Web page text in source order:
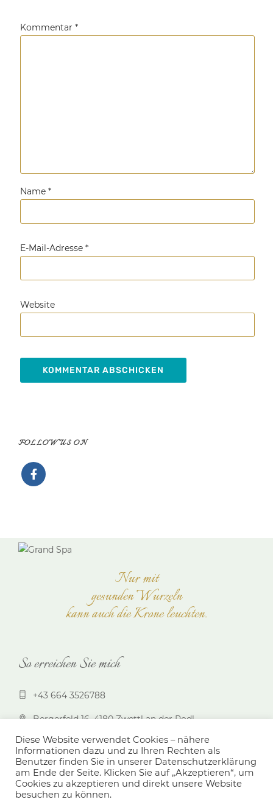
Kommentar *
Name *
E-Mail-Adresse *
Website
FOLLOW US ON
Nur mit
gesunden Wurzeln
kann auch die Krone leuchten.
So erreichen Sie mich
+43 664 3526788
Bergerfeld 16, 4180 Zwettl an der Rodl
Telefonzeit Mo-Fr von 7.15 - 8.15 Uhr, Termin nach
Vereinbarung
Datenschutzerklärung
Diese Website verwendet Cookies – nähere
Informationen dazu und zu Ihren Rechten als
Benutzer finden Sie in unserer Datenschutzerklärung
am Ende der Seite. Klicken Sie auf „Akzeptieren“, um
Cookies zu akzeptieren und direkt unsere Website
besuchen zu können.